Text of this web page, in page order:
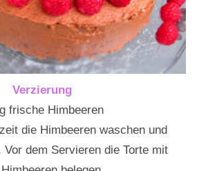
Verzierung
frische Himbeeren
die Himbeeren waschen und
dem Servieren die Torte mit